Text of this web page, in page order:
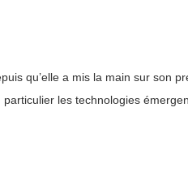
qu’elle a mis la main sur son
les technologies